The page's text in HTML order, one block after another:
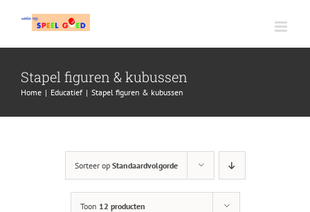
inhoud
Stapel figuren & kubussen
Home | Educatief | Stapel figuren & kubussen
Sorteer op Standaardvolgorde
Toon 12 producten